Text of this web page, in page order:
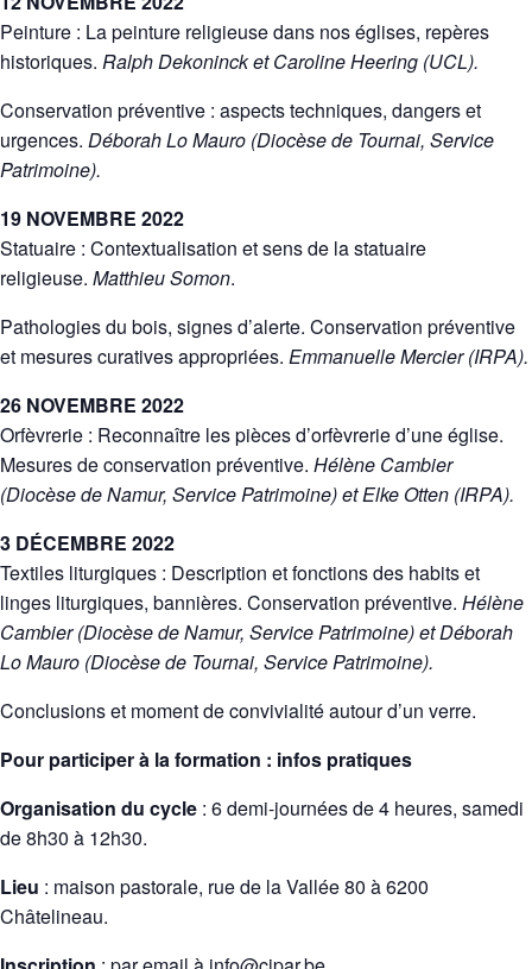
Peinture : La peinture religieuse dans nos églises, repères
historiques. Ralph Dekoninck et Caroline Heering (UCL).
Conservation préventive : aspects techniques, dangers et
urgences. Déborah Lo Mauro (Diocèse de Tournai, Service
Patrimoine).
19 NOVEMBRE 2022
Statuaire : Contextualisation et sens de la statuaire
religieuse. Matthieu Somon.
Pathologies du bois, signes d’alerte. Conservation préventive
et mesures curatives appropriées. Emmanuelle Mercier (IRPA).
26 NOVEMBRE 2022
Orfèvrerie : Reconnaître les pièces d’orfèvrerie d’une église.
Mesures de conservation préventive. Hélène Cambier
(Diocèse de Namur, Service Patrimoine) et Elke Otten (IRPA).
3 DÉCEMBRE 2022
Textiles liturgiques : Description et fonctions des habits et
linges liturgiques, bannières. Conservation préventive. Hélène
Cambier (Diocèse de Namur, Service Patrimoine) et Déborah
Lo Mauro (Diocèse de Tournai, Service Patrimoine).
Conclusions et moment de convivialité autour d’un verre.
Pour participer à la formation : infos pratiques
Organisation du cycle : 6 demi-journées de 4 heures, samedi
de 8h30 à 12h30.
Lieu : maison pastorale, rue de la Vallée 80 à 6200
Châtelineau.